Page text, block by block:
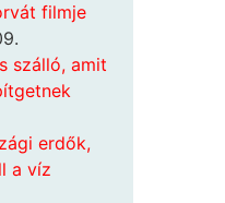
filmje
szálló, amit
erdők,
a víz